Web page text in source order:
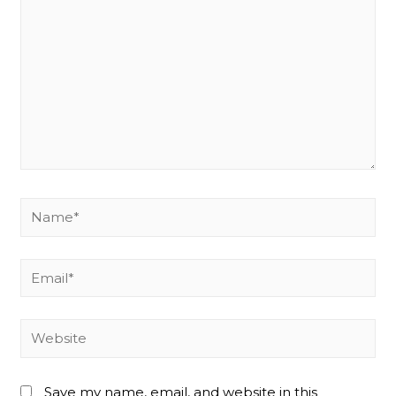
Name*
Email*
Website
Save my name, email, and website in this